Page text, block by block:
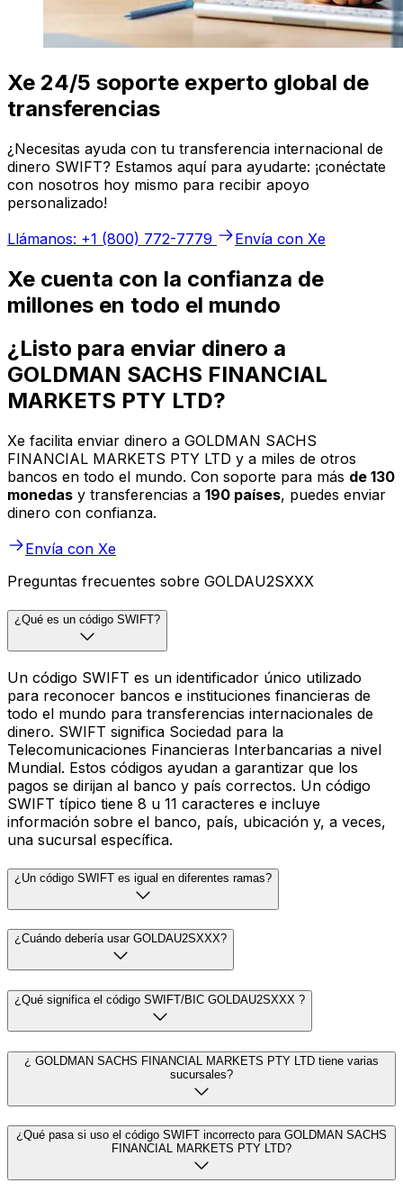
Xe 24/5 soporte experto global de
transferencias
¿Necesitas ayuda con tu transferencia internacional de
dinero SWIFT? Estamos aquí para ayudarte: ¡conéctate
con nosotros hoy mismo para recibir apoyo
personalizado!
Llámanos: +1 (800) 772-7779
Envía con Xe
Xe cuenta con la confianza de
millones en todo el mundo
¿Listo para enviar dinero a
GOLDMAN SACHS FINANCIAL
MARKETS PTY LTD?
Xe facilita enviar dinero a GOLDMAN SACHS
FINANCIAL MARKETS PTY LTD y a miles de otros
bancos en todo el mundo. Con soporte para más de 130
monedas y transferencias a 190 países, puedes enviar
dinero con confianza.
Envía con Xe
Preguntas frecuentes sobre GOLDAU2SXXX
¿Qué es un código SWIFT?
Un código SWIFT es un identificador único utilizado
para reconocer bancos e instituciones financieras de
todo el mundo para transferencias internacionales de
dinero. SWIFT significa Sociedad para la
Telecomunicaciones Financieras Interbancarias a nivel
Mundial. Estos códigos ayudan a garantizar que los
pagos se dirijan al banco y país correctos. Un código
SWIFT típico tiene 8 u 11 caracteres e incluye
información sobre el banco, país, ubicación y, a veces,
una sucursal específica.
¿Un código SWIFT es igual en diferentes ramas?
¿Cuándo debería usar GOLDAU2SXXX?
¿Qué significa el código SWIFT/BIC GOLDAU2SXXX ?
¿ GOLDMAN SACHS FINANCIAL MARKETS PTY LTD tiene varias
sucursales?
¿Qué pasa si uso el código SWIFT incorrecto para GOLDMAN SACHS
FINANCIAL MARKETS PTY LTD?